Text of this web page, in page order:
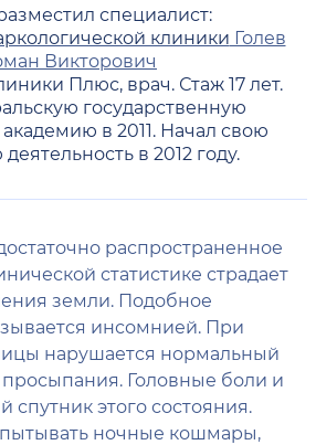
специалист:
клиники Голев
Викторович
Плюс, врач. Стаж 17 лет.
государственную
в 2011. Начал свою
в 2012 году.
распространенное
статистике страдает
земли. Подобное
инсомнией. При
нарушается нормальный
Головные боли и
спутник этого состояния.
ночные кошмары,